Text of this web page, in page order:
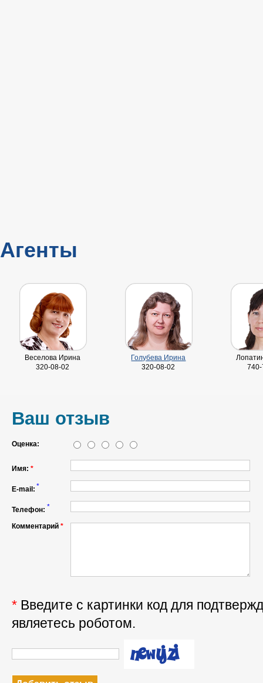
Агенты
Веселова Ирина
320-08-02
Голубева Ирина
320-08-02
Ваш отзыв
Оценка:
Имя: *
E-mail: *
Телефон: *
Комментарий *
* Введите с картинки код для
являетесь роботом.